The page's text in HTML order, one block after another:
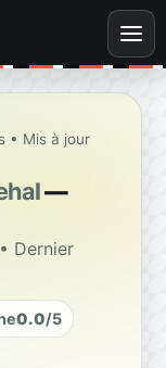
• Mis à jour
—
• Dernier
0.0/5